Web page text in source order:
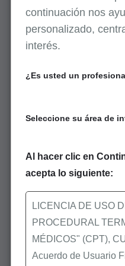
las opciones del
datos activos
Haga clic en la
instrucciones.
SPOT se centra
beneficios
consultado y
la consulta. A
el informe o
guardarla en el
continuación nos
personalizado,
interés.
¿Es usted un
Seleccione su área de
Al hacer clic en
acepta lo siguiente:
LICENCIA DE USO
PROCEDURAL
MÉDICOS" (CPT),
Acuerdo de Usuario